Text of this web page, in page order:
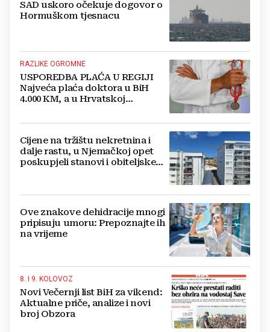
SAD uskoro očekuje dogovor o
Hormuškom tjesnacu
RAZLIKE OGROMNE
USPOREDBA PLAĆA U REGIJI
Najveća plaća doktora u BiH
4.000 KM, a u Hrvatskoj
Cijene na tržištu nekretnina i
dalje rastu, u Njemačkoj opet
poskupjeli stanovi i obiteljske
Ove znakove dehidracije mnogi
pripisuju umoru: Prepoznajte ih
na vrijeme
8. I 9. KOLOVOZ
Novi Večernji list BiH za vikend:
Aktualne priče, analize i novi
broj Obzora